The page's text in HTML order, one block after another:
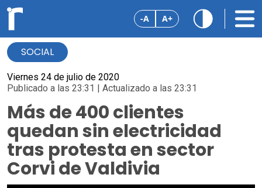
-A A+
SOCIAL
Viernes 24 de julio de 2020
Publicado a las 23:31 | Actualizado a las 23:31
Más de 400 clientes
quedan sin electricidad
tras protesta en sector
Corvi de Valdivia